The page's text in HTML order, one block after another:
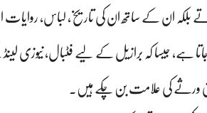
ان کے ساتھ ان کی تاریخ، لباس، روایات
ہے، جیسا کہ برازیل کے لیے فٹبال، نیوزی
ورثے کی علامت بن چکے ہیں۔